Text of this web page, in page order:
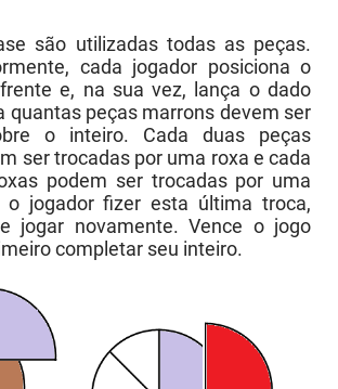
são utilizadas todas as peças.
cada jogador posiciona o
e, na sua vez, lança o dado
quantas peças marrons devem ser
o inteiro. Cada duas peças
ser trocadas por uma roxa e cada
podem ser trocadas por uma
o jogador fizer esta última troca,
jogar novamente. Vence o jogo
completar seu inteiro.